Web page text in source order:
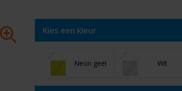
Kies een kleur
Neon geel Wit